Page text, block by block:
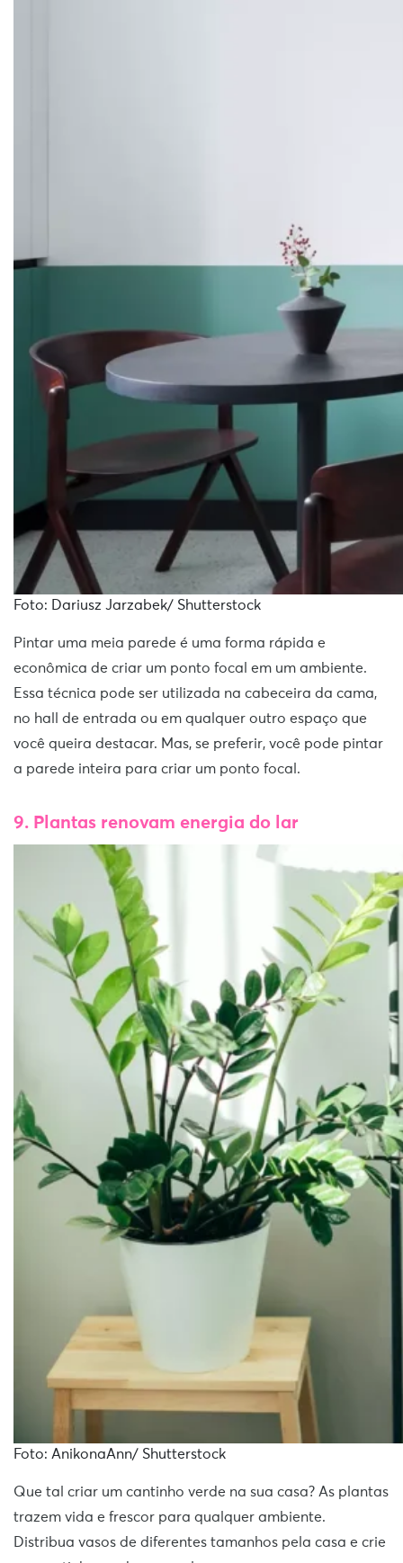
Foto: Dariusz Jarzabek/ Shutterstock
Pintar uma meia parede é uma forma rápida e
econômica de criar um ponto focal em um ambiente.
Essa técnica pode ser utilizada na cabeceira da cama,
no hall de entrada ou em qualquer outro espaço que
você queira destacar. Mas, se preferir, você pode pintar
a parede inteira para criar um ponto focal.
9. Plantas renovam energia do lar
Foto: AnikonaAnn/ Shutterstock
Que tal criar um cantinho verde na sua casa? As plantas
trazem vida e frescor para qualquer ambiente.
Distribua vasos de diferentes tamanhos pela casa e crie